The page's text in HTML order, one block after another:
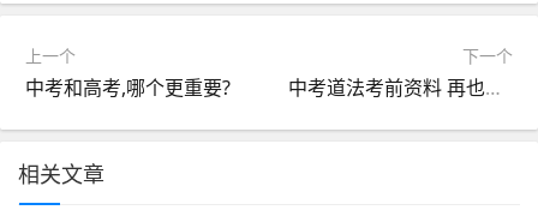
上一个
中考和高考,哪个更重要?
下一个
中考道法考前资料 再也不怕大题不会写了
相关文章